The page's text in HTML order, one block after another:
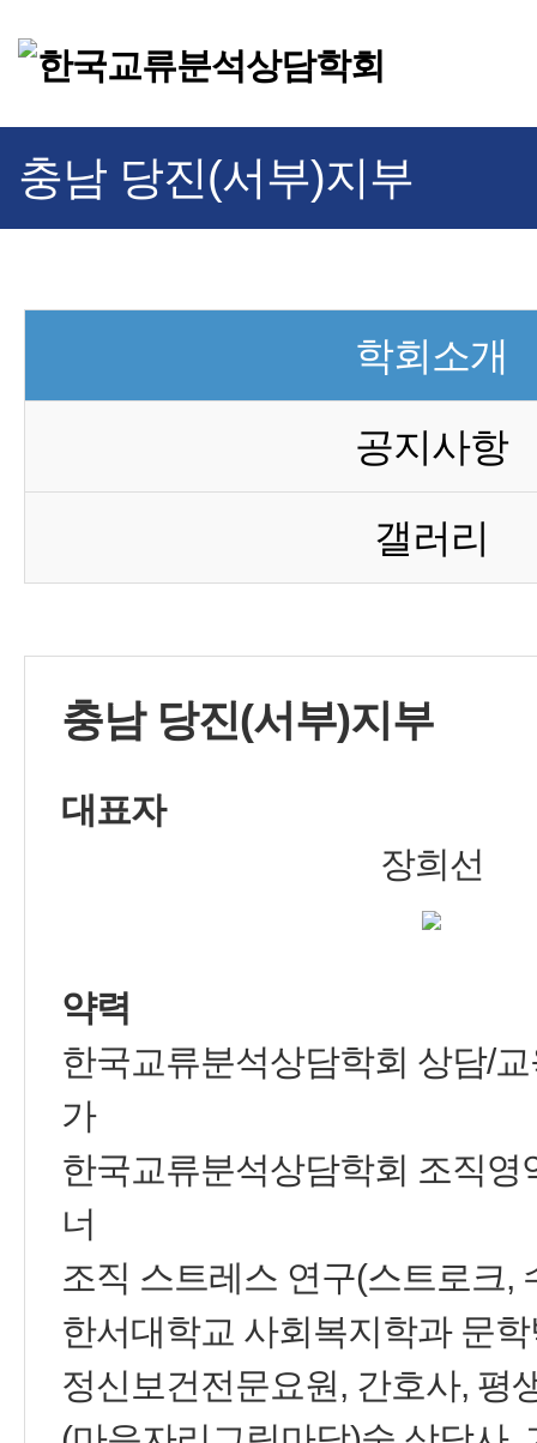
충남 당진(서부)지부
학회소개
공지사항
갤러리
충남 당진(서부)지부
대표자
장희선
약력
한국교류분석상담학회 상담/
가
한국교류분석상담학회 조직영
너
조직 스트레스 연구(스트로크,
한서대학교 사회복지학과 문
정신보건전문요원, 간호사, 평